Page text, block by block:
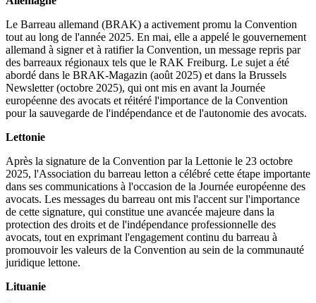
Le Barreau allemand (BRAK) a activement promu la Convention
tout au long de l'année 2025. En mai, elle a appelé le gouvernement
allemand à signer et à ratifier la Convention, un message repris par
des barreaux régionaux tels que le RAK Freiburg. Le sujet a été
abordé dans le BRAK-Magazin (août 2025) et dans la Brussels
Newsletter (octobre 2025), qui ont mis en avant la Journée
européenne des avocats et réitéré l'importance de la Convention
pour la sauvegarde de l'indépendance et de l'autonomie des avocats.
Lettonie
Après la signature de la Convention par la Lettonie le 23 octobre
2025, l'Association du barreau letton a célébré cette étape importante
dans ses communications à l'occasion de la Journée européenne des
avocats. Les messages du barreau ont mis l'accent sur l'importance
de cette signature, qui constitue une avancée majeure dans la
protection des droits et de l'indépendance professionnelle des
avocats, tout en exprimant l'engagement continu du barreau à
promouvoir les valeurs de la Convention au sein de la communauté
juridique lettone.
Lituanie